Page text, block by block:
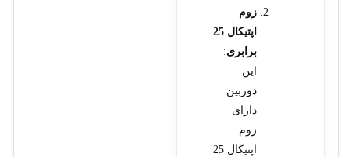
زوم
اپتیکال 25
برابری:
این
دوربین
دارای
زوم
اپتیکال 25